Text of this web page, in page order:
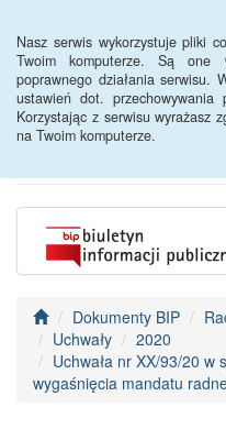
Nasz serwis wykorzystuje pliki
Twoim komputerze. Są one
poprawnego działania serwisu.
ustawień dot. przechowywania
Korzystając z serwisu wyrażasz
na Twoim komputerze.
BIP -
Dokumenty BIP
Uchwały
2020
Uchwała nr XX/93/20 w
wygaśnięcia mandatu